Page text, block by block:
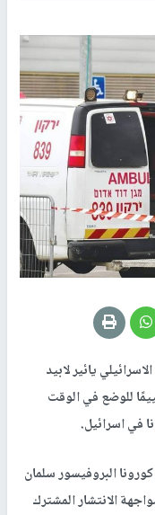
يائير لابيد
للوضع في الوقت
في اسرائيل.
البروفيسور سلمان
الانتشار المشترك